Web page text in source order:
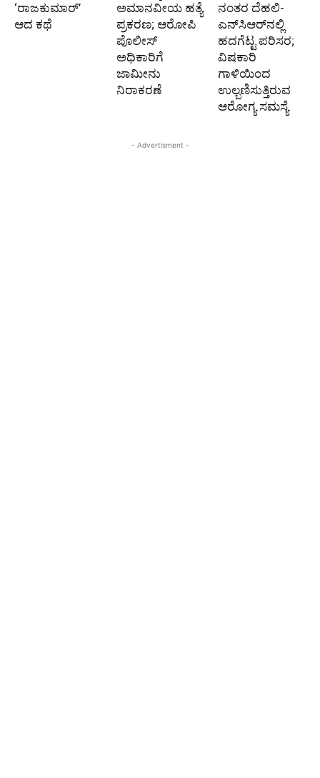
‘ರಾಜಕುಮಾರ್‍’
ಆದ ಕಥೆ
ಅಮಾನವೀಯ ಹತ್ಯೆ
ಪ್ರಕರಣ; ಆರೋಪಿ
ಪೊಲೀಸ್‌
ಅಧಿಕಾರಿಗೆ
ಜಾಮೀನು
ನಿರಾಕರಣೆ
ನಂತರ ದೆಹಲಿ-
ಎನ್‌ಸಿಆರ್‌ನಲ್ಲಿ
ಹದಗೆಟ್ಟ ಪರಿಸರ;
ವಿಷಕಾರಿ
ಗಾಳಿಯಿಂದ
ಉಲ್ಬಣಿಸುತ್ತಿರುವ
ಆರೋಗ್ಯ ಸಮಸ್ಯೆ
- Advertisment -